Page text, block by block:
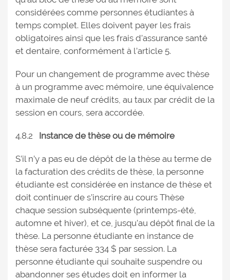
considérées comme personnes étudiantes à
temps complet. Elles doivent payer les frais
obligatoires ainsi que les frais d’assurance santé
et dentaire, conformément à l’article 5.
Pour un changement de programme avec thèse
à un programme avec mémoire, une équivalence
maximale de neuf crédits, au taux par crédit de la
session en cours, sera accordée.
4.8.2 Instance de thèse ou de mémoire
S’il n’y a pas eu de dépôt de la thèse au terme de
la facturation des crédits de thèse, la personne
étudiante est considérée en instance de thèse et
doit continuer de s’inscrire au cours Thèse
chaque session subséquente (printemps-été,
automne et hiver), et ce, jusqu’au dépôt final de la
thèse. La personne étudiante en instance de
thèse sera facturée 334 $ par session. La
personne étudiante qui souhaite suspendre ou
abandonner ses études doit en informer la